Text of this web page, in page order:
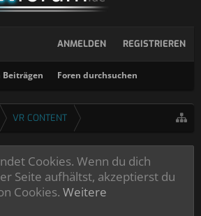
Foren durchsuchen
ANMELDEN REGISTRIEREN
VR CONTENT
Cookies. Wenn du dich
Seite aufhältst, akzeptierst du
Cookies. Weitere